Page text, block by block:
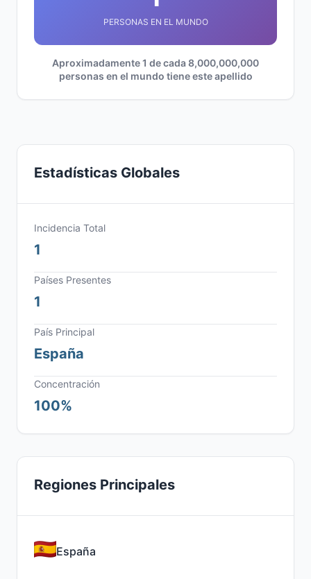
PERSONAS EN EL MUNDO
Aproximadamente 1 de cada 8,000,000,000
personas en el mundo tiene este apellido
Estadísticas Globales
Incidencia Total
1
Países Presentes
1
País Principal
España
Concentración
100%
Regiones Principales
España